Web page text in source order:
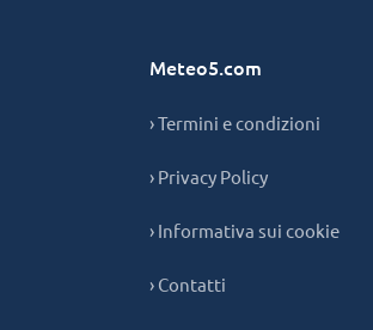
Meteo5.com
› Termini e condizioni
› Privacy Policy
› Informativa sui cookie
› Contatti